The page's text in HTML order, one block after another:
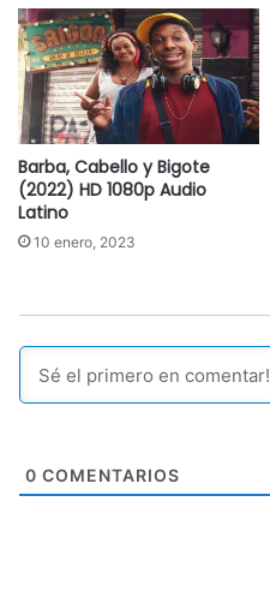
Barba, Cabello y Bigote
(2022) HD 1080p Audio
Latino
10 enero, 2023
0 COMENTARIOS